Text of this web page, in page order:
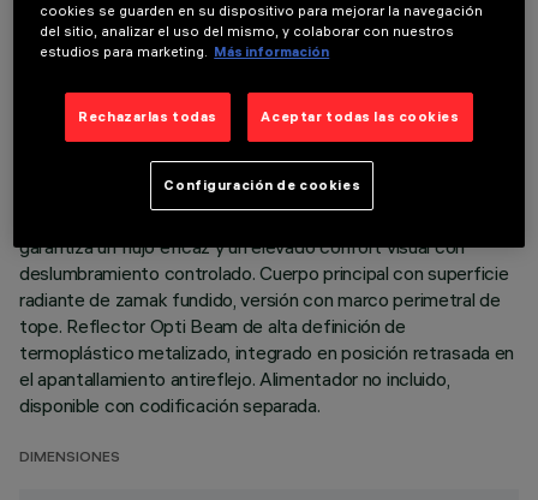
DATOS TÉCNICOS
ÚLTIMA ACTUALIZACIÓN: 05/08/2026
DESCRIPCIÓN
Luminaria miniaturizada empotrable cuadrada con un led -
óptica fija No obstante las dimensiones supercompactas del
garantiza un flujo eficaz y un elevado confort visual con
deslumbramiento controlado. Cuerpo principal con superficie
radiante de zamak fundido, versión con marco perimetral de
tope. Reflector Opti Beam de alta definición de
termoplástico metalizado, integrado en posición retrasada en
el apantallamiento antireflejo. Alimentador no incluido,
disponible con codificación separada.
DIMENSIONES
cookies se guarden en su dispositivo para mejorar la navegación
del sitio, analizar el uso del mismo, y colaborar con nuestros
estudios para marketing. Más información
Rechazarlas todas Aceptar todas las cookies
Configuración de cookies